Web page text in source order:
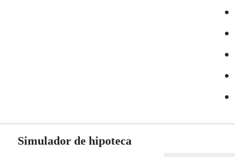
Simulador de hipoteca